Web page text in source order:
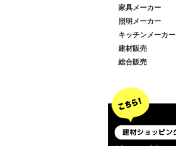
家具メーカー
照明メーカー
キッチンメーカー
建材販売
総合販売